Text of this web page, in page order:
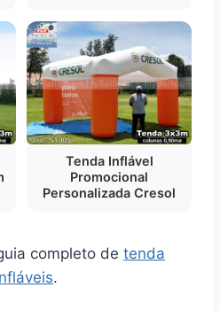
Tenda Inflável
Promocional
Personalizada Cresol
completo de tenda
.